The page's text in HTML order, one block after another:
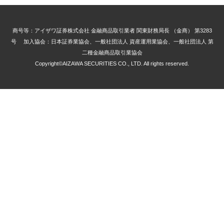
商号等：アイザワ証券株式会社 金融商品取引業者 関東財務局長 （金商） 第3283
号 加入協会：日本証券業協会、一般社団法人 資産運用業協会、一般社団法人 第
二種金融商品取引業協会
Copyright©AIZAWA SECURITIES CO., LTD. All rights reserved.